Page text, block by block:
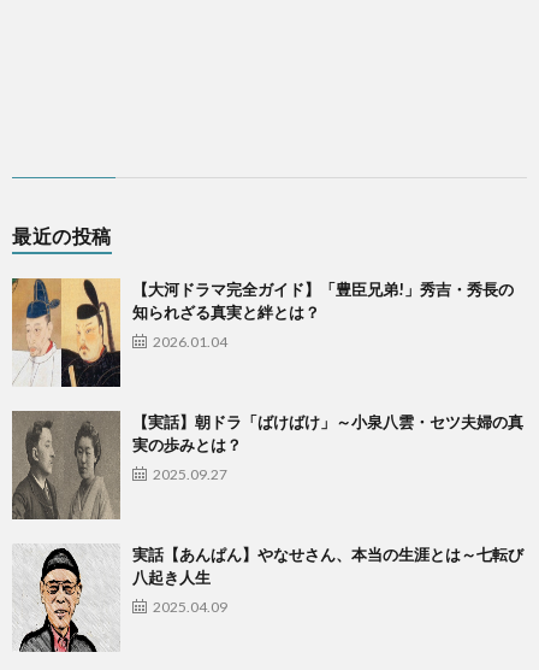
最近の投稿
【大河ドラマ完全ガイド】「豊臣兄弟!」秀吉・秀長の
知られざる真実と絆とは？
2026.01.04
【実話】朝ドラ「ばけばけ」～小泉八雲・セツ夫婦の真
実の歩みとは？
2025.09.27
実話【あんぱん】やなせさん、本当の生涯とは～七転び
八起き人生
2025.04.09